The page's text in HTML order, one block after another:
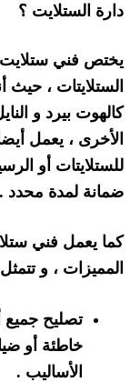
دارة الستلايت ؟
يختص فني ستلايت
الستلايتات ، حيث
كالهوت بيرد و
الأخرى ، يعمل
للستلايتات أو
ضمانة لمدة محدد .
كما يعمل فني
المميزات ، و
تصليح
خاطئة أو
الأساليب .